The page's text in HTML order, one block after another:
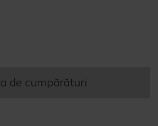
de cumpărături